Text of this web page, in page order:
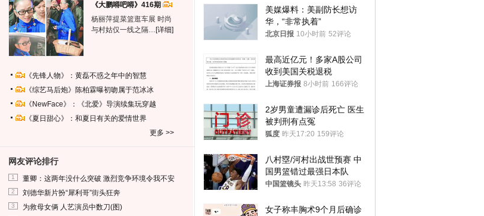
《大鹏嘚吧嘚》416期
杨丽萍提菜篮逛车展 时尚
与村姑仅一线之隔… [详细]
《先锋人物》：黄磊不惑之年中的智慧
《综艺马后炮》陈柏霖曝初吻属于范冰冰
《NewFace》：《北爱》导演续集玩穿越
《夏日甜心》：和夏日有关的爱情世界
更多 >>
网友评论排行
1 董卿：这两年没什么突破 激烈竞争环境令我不安
2 刘德华新片扮“犀利哥”街头狂奔
3 为救母女俩 人艺演员中数刀(图)
美媒爆料：美副防长想访
华，“非常执着”
北京日报 10小时前 52评论
最高近亿元！多家A股公司
收到美国关税退税
上海证券报 8小时前 166评论
2岁男童遭漏诊后死亡 医生
被判刑有点冤
狐度 昨天17:20 159评论
八村塁/河村出战世预赛 中
国男篮错过最强日本队
中国篮镜头 昨天13:58 36评论
女子称丰胸术9个月后确诊